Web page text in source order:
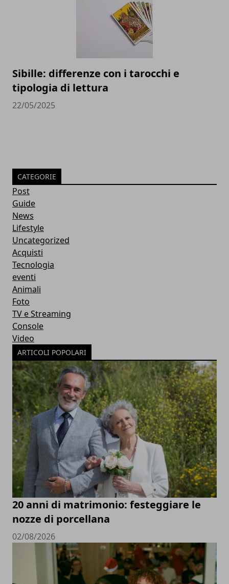
Sibille: differenze con i tarocchi e
tipologia di lettura
22/05/2025
CATEGORIE
Post
Guide
News
Lifestyle
Uncategorized
Acquisti
Tecnologia
eventi
Animali
Foto
TV e Streaming
Console
Video
ARTICOLI POPOLARI
20 anni di matrimonio: festeggiare le
nozze di porcellana
02/08/2026